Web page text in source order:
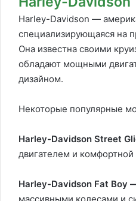
Harley-Davidson —
специализирующаяся на
Она известна своими
обладают мощными
дизайном.
Некоторые популярные
Harley-Davidson Street
двигателем и комфортной
Harley-Davidson Fat Boy
массивными колесами и